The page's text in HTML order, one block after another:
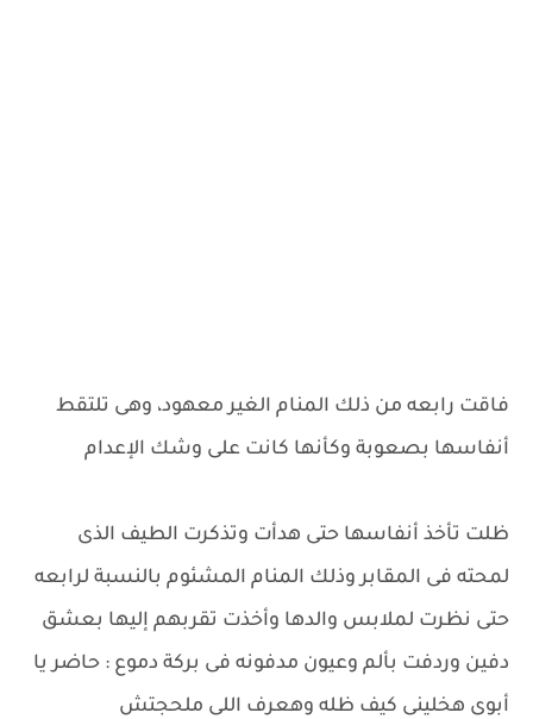
فاقت رابعه من ذلك المنام الغير معهود، وهى تلتقط
أنفاسها بصعوبة وكأنها كانت على وشك الإعدام
ظلت تأخذ أنفاسها حتى هدأت وتذكرت الطيف الذى
لمحته فى المقابر وذلك المنام المشئوم بالنسبة لرابعه
حتى نظرت لملابس والدها وأخذت تقربهم إليها بعشق
دفين وردفت بألم وعيون مدفونه فى بركة دموع : حاضر يا
أبوى هخلينى كيف ظله وهعرف اللى ملحجتش